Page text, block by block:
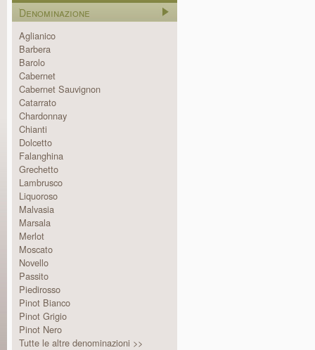
Denominazione
Aglianico
Barbera
Barolo
Cabernet
Cabernet Sauvignon
Catarrato
Chardonnay
Chianti
Dolcetto
Falanghina
Grechetto
Lambrusco
Liquoroso
Malvasia
Marsala
Merlot
Moscato
Novello
Passito
Piedirosso
Pinot Bianco
Pinot Grigio
Pinot Nero
Tutte le altre denominazioni >>